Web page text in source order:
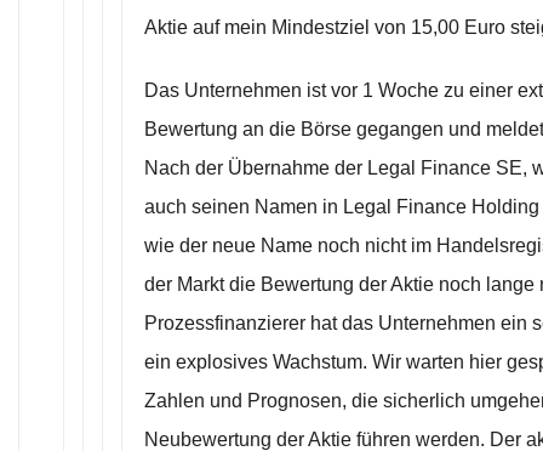
Aktie auf mein Mindestziel von 15,00 Euro
Das Unternehmen ist vor 1 Woche zu einer
Bewertung an die Börse gegangen und
Nach der Übernahme der Legal Finance SE,
auch seinen Namen in Legal Finance
wie der neue Name noch nicht im
der Markt die Bewertung der Aktie noch lange
Prozessfinanzierer hat das Unternehmen ein
ein explosives Wachstum. Wir warten hier
Zahlen und Prognosen, die sicherlich
Neubewertung der Aktie führen werden. Der